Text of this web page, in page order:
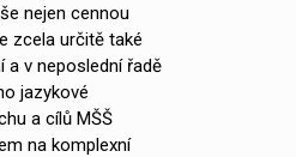
nejen cennou
zcela určitě také
a v neposlední řadě
jazykové
a cílů MŠŠ
na komplexní